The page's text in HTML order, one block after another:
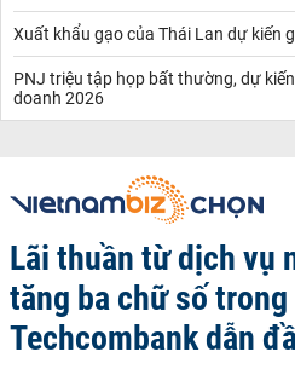
Xuất khẩu gạo của Thái Lan dự kiến
PNJ triệu tập họp bất thường, dự
doanh 2026
Lãi thuần từ dịch vụ
tăng ba chữ số
Techcombank dẫn